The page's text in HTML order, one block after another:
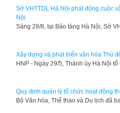
Sở VHTTDL Hà Nội phát động cuộc
Nội
​Sáng 28/8, tại Bảo tàng Hà Nội, Sở
Xây dựng và phát triển văn hóa Thủ
​HNP - Ngày 29/5, Thành ủy Hà Nội
Quy định quản lý tổ chức hoạt động
​Bộ Văn hóa, Thể thao và Du lịch đã